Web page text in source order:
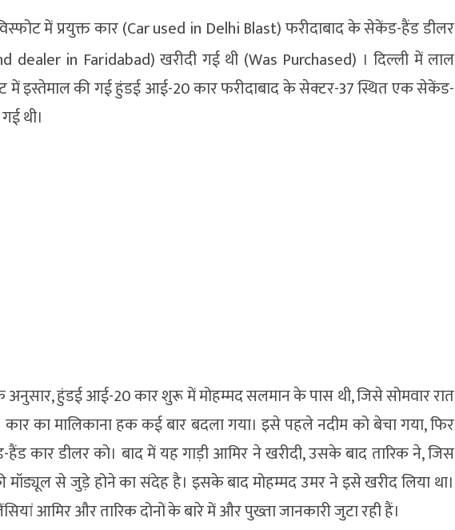
में प्रयुक्त कार (Car used in Delhi Blast) फरीदाबाद के सेकेंड-हैंड डीलर
dealer in Faridabad) खरीदी गई थी (Was Purchased) । दिल्ली में लाल
में इस्तेमाल की गई हुंडई आई-20 कार फरीदाबाद के सेक्टर-37 स्थित एक सेकेंड-
थी।
अनुसार, हुंडई आई-20 कार शुरू में मोहम्मद सलमान के पास थी, जिसे सोमवार रात
कार का मालिकाना हक कई बार बदला गया। इसे पहले नदीम को बेचा गया, फिर
कार डीलर को। बाद में यह गाड़ी आमिर ने खरीदी, उसके बाद तारिक ने, जिस
मॉड्यूल से जुड़े होने का संदेह है। इसके बाद मोहम्मद उमर ने इसे खरीद लिया था।
आमिर और तारिक दोनों के बारे में और पुख्ता जानकारी जुटा रही हैं।